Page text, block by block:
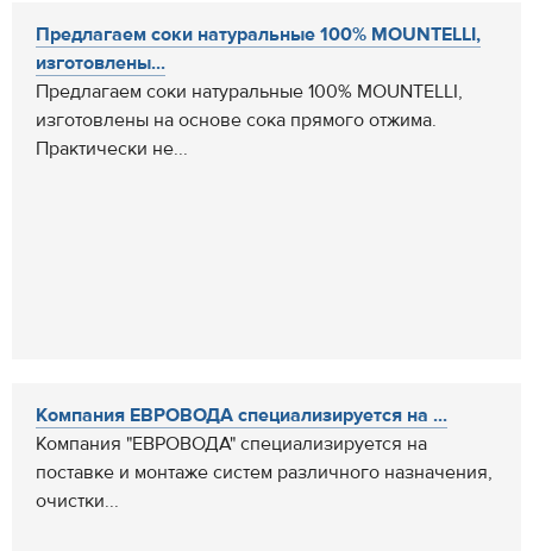
Предлагаем соки натуральные 100% MOUNTELLI,
изготовлены...
Предлагаем соки натуральные 100% MOUNTELLI,
изготовлены на основе сока прямого отжима.
Практически не...
Компания ЕВРОВОДА специализируется на ...
Компания "ЕВРОВОДА" специализируется на
поставке и монтаже систем различного назначения,
очистки...